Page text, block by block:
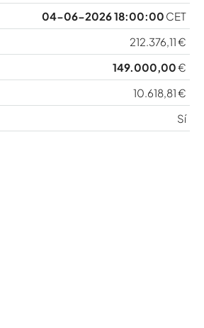
04-06-2026 18:00:00 CET
212.376,11 €
149.000,00€
10.618,81 €
Sí